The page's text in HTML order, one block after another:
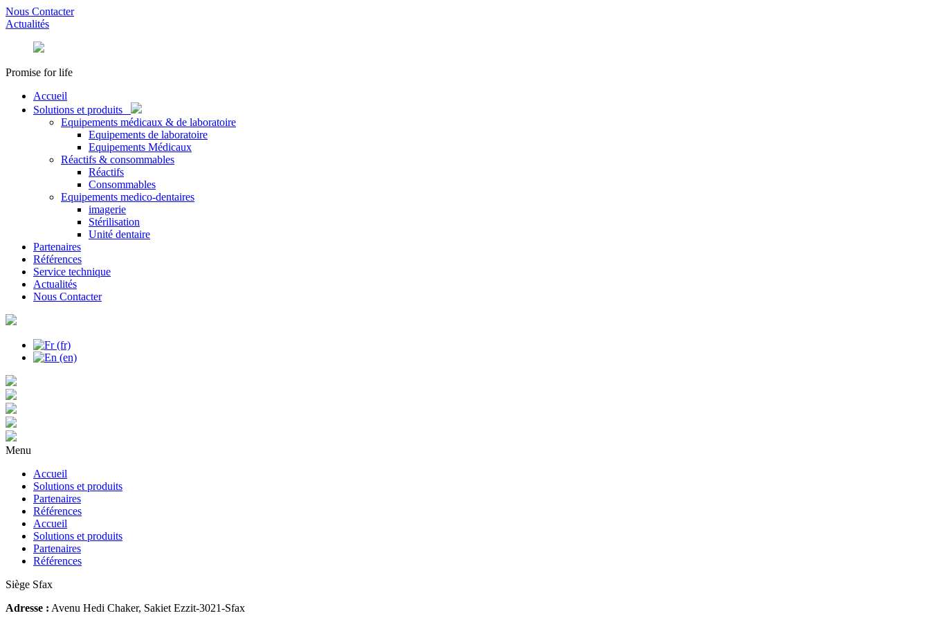
Nous Contacter
Actualités
Promise for life
Accueil
Solutions et produits
Equipements médicaux & de laboratoire
Equipements de laboratoire
Equipements Médicaux
Réactifs & consommables
Réactifs
Consommables
Equipements medico-dentaires
imagerie
Stérilisation
Unité dentaire
Partenaires
Références
Service technique
Actualités
Nous Contacter
Menu
Accueil
Solutions et produits
Partenaires
Références
Accueil
Solutions et produits
Partenaires
Références
Siège Sfax
Adresse : Avenu Hedi Chaker, Sakiet Ezzit-3021-Sfax